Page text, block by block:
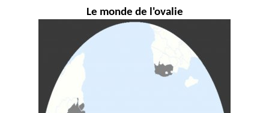
Le monde de l'ovalie